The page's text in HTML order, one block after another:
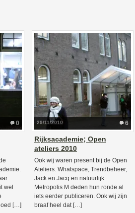
0
wel
[…]
6
29/11/2010
Rijksacademie; Open
ateliers 2010
Ook wij waren present bij de Open
Ateliers. Whatspace, Trendbeheer,
Jack en Jacq en natuurlijk
Metropolis M deden hun ronde al
iets eerder publiceren. Ook wij zijn
braaf heel dat […]